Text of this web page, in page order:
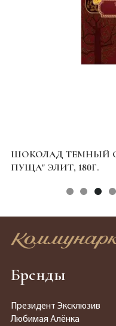
ШОКОЛАД ТЕМНЫЙ
ПУЩА" ЭЛИТ, 180Г.
Бренды
Президент Эксклюзив
Любимая Алёнка